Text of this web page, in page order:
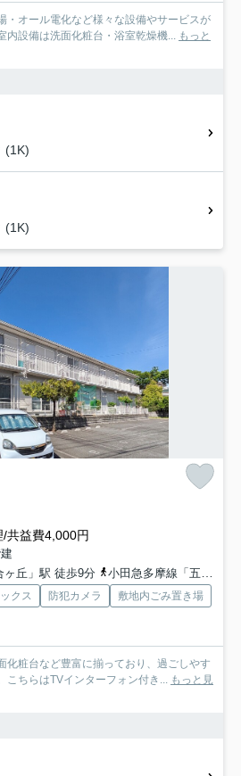
・オール電化など様々な設備やサービスが
内設備は洗面化粧台・浴室乾燥機... もっと
(1K)
(1K)
/共益費4,000円
ヶ丘」駅 徒歩9分
小田急多摩線「五月台」駅 徒歩20分
クス 防犯カメラ
敷地内ごみ置き場
化粧台など豊富に揃っており、過ごしやす
こちらはTVインターフォン付き... もっと見